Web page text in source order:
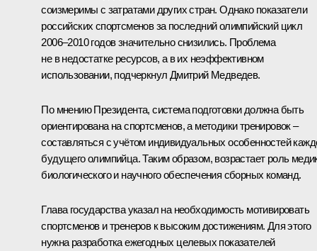
соизмеримы с затратами других стран. Однако показатели
российских спортсменов за последний олимпийский цикл
2006–2010 годов значительно снизились. Проблема
не в недостатке ресурсов, а в их неэффективном
использовании, подчеркнул Дмитрий Медведев.
По мнению Президента, система подготовки должна быть
ориентирована на спортсменов, а методики тренировок –
составляться с учётом индивидуальных особенностей
будущего олимпийца. Таким образом, возрастает роль
биологического и научного обеспечения сборных команд.
Глава государства указал на необходимость мотивировать
спортсменов и тренеров к высоким достижениям. Для этого
нужна разработка ежегодных целевых показателей